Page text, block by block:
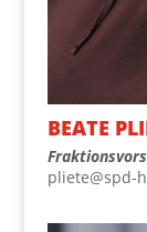
BEA­TE
pliete@spd-